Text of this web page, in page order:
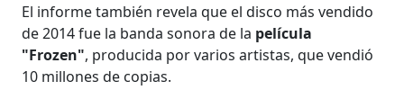
El informe también revela que el disco más vendido
de 2014 fue la banda sonora de la película
"Frozen", producida por varios artistas, que vendió
10 millones de copias.